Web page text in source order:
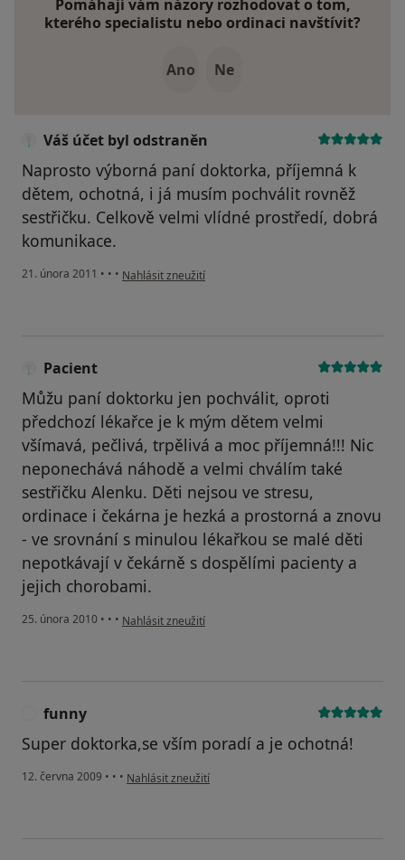
Pomáhají vám názory rozhodovat o tom,
kterého specialistu nebo ordinaci navštívit?
Ano Ne
Váš účet byl odstraněn
Naprosto výborná paní doktorka, příjemná k
dětem, ochotná, i já musím pochválit rovněž
sestřičku. Celkově velmi vlídné prostředí, dobrá
komunikace.
21. února 2011 • • • podle názoru uživatele Váš účet byl odstraněn
Nahlásit zneužití
Pacient
Můžu paní doktorku jen pochválit, oproti
předchozí lékařce je k mým dětem velmi
všímavá, pečlivá, trpělivá a moc příjemná!!! Nic
neponechává náhodě a velmi chválím také
sestřičku Alenku. Děti nejsou ve stresu,
ordinace i čekárna je hezká a prostorná a znovu
- ve srovnání s minulou lékařkou se malé děti
nepotkávají v čekárně s dospělími pacienty a
jejich chorobami.
25. února 2010 • • • podle názoru uživatele Pacient
Nahlásit zneužití
funny
Super doktorka,se vším poradí a je ochotná!
12. června 2009 • • • podle názoru uživatele funny
Nahlásit zneužití